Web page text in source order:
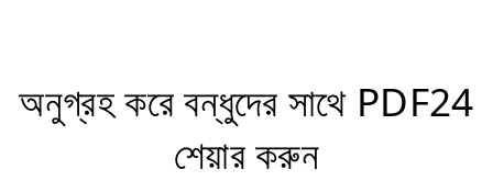
অনুগ্রহ করে বন্ধুদের সাথে PDF24
শেয়ার করুন